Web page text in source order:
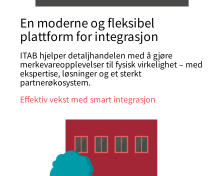
En moderne og fleksibel
plattform for integrasjon
ITAB hjelper detaljhandelen med å gjøre
merkevareopplevelser til fysisk virkelighet – med
ekspertise, løsninger og et sterkt
partnerøkosystem.
Effektiv vekst med smart integrasjon